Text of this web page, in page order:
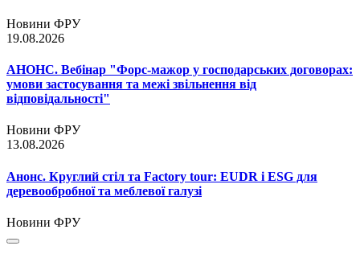
Новини ФРУ
19.08.2026
АНОНС. Вебінар "Форс-мажор у господарських договорах:
умови застосування та межі звільнення від
відповідальності"
Новини ФРУ
13.08.2026
Анонс. Круглий стіл та Factory tour: EUDR і ESG для
деревообробної та меблевої галузі
Новини ФРУ